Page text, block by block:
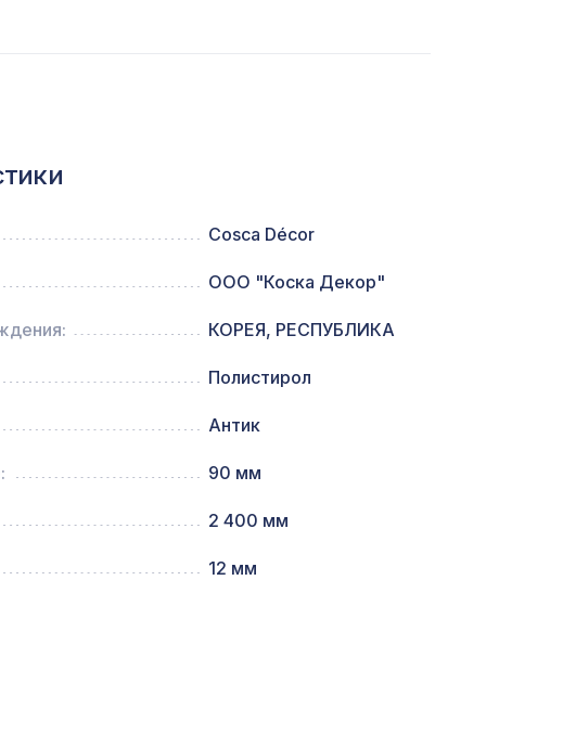
1200х600мм,
20, белый
1901 ₽
Cosca Décor
ООО "Коска Декор"
КОРЕЯ, РЕСПУБЛИКА
Полистирол
Антик
90 мм
2 400 мм
12 мм